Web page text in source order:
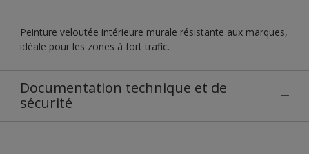
Peinture veloutée intérieure murale résistante aux marques,
idéale pour les zones à fort trafic.
Documentation technique et de
sécurité